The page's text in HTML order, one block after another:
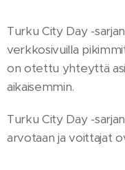
Turku City Day -
verkkosivuilla
on otettu yhteyttä
aikaisemmin.
Turku City Day -
arvotaan ja voittajat